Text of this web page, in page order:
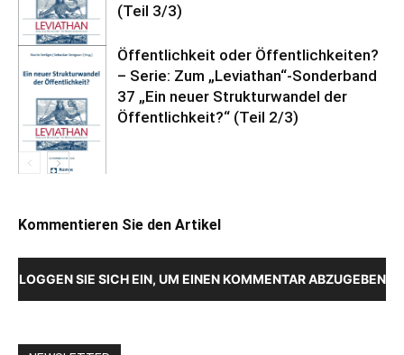
(Teil 3/3)
Öffentlichkeit oder Öffentlichkeiten?
– Serie: Zum „Leviathan“-Sonderband
37 „Ein neuer Strukturwandel der
Öffentlichkeit?“ (Teil 2/3)
Kommentieren Sie den Artikel
LOGGEN SIE SICH EIN, UM EINEN KOMMENTAR ABZUGEBEN